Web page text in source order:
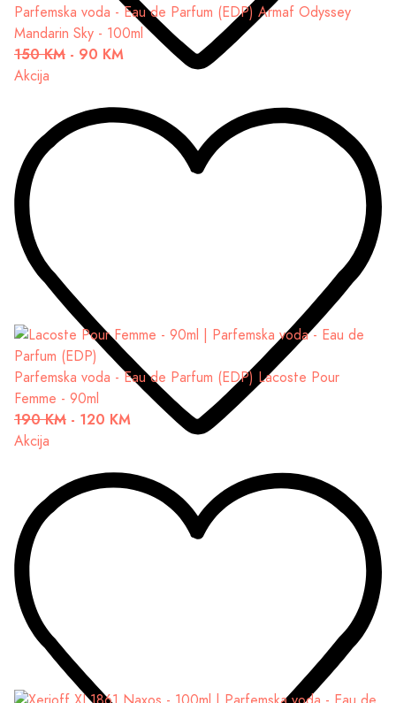
Parfemska voda - Eau de Parfum (EDP) Armaf Odyssey
Mandarin Sky - 100ml
150 KM - 90 KM
Akcija
Parfemska voda - Eau de Parfum (EDP) Lacoste Pour
Femme - 90ml
190 KM - 120 KM
Akcija